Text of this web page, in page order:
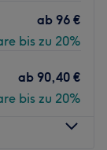
ab 96 €
bis zu 20%
ab 90,40 €
bis zu 20%